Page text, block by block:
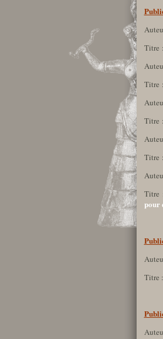
Titre :
Titre :
Titre :
Titre :
Titre
pour
Titre :